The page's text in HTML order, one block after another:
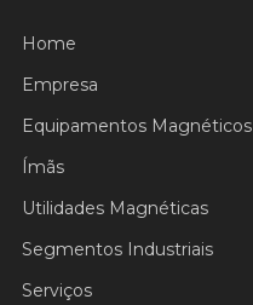
Home
Empresa
Equipamentos Magnéticos
Ímãs
Utilidades Magnéticas
Segmentos Industriais
Serviços